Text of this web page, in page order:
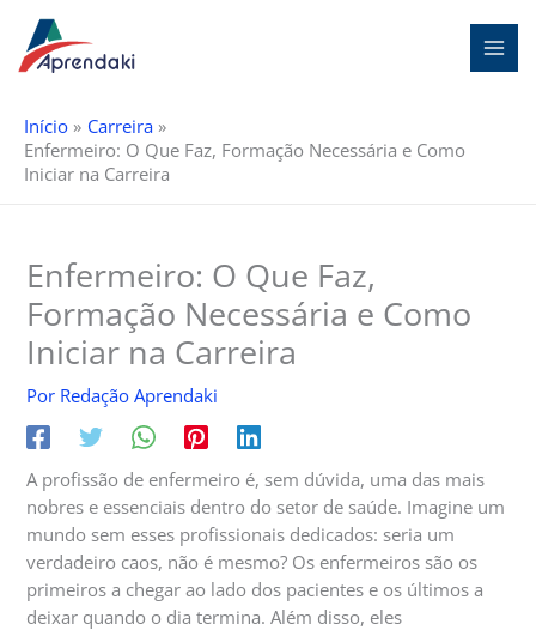
para
Início
Carreira
Enfermeiro: O Que Faz, Formação Necessária e Como
Iniciar na Carreira
Enfermeiro: O Que Faz,
Formação Necessária e Como
Iniciar na Carreira
Por Redação Aprendaki
A profissão de enfermeiro é, sem dúvida, uma das mais
nobres e essenciais dentro do setor de saúde. Imagine um
mundo sem esses profissionais dedicados: seria um
verdadeiro caos, não é mesmo? Os enfermeiros são os
primeiros a chegar ao lado dos pacientes e os últimos a
deixar quando o dia termina. Além disso, eles